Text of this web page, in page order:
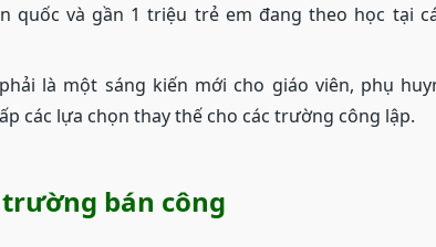
quốc và gần 1 triệu trẻ em đang theo học tại
là một sáng kiến ​​mới cho giáo viên, phụ
các lựa chọn thay thế cho các trường công lập.
bán công